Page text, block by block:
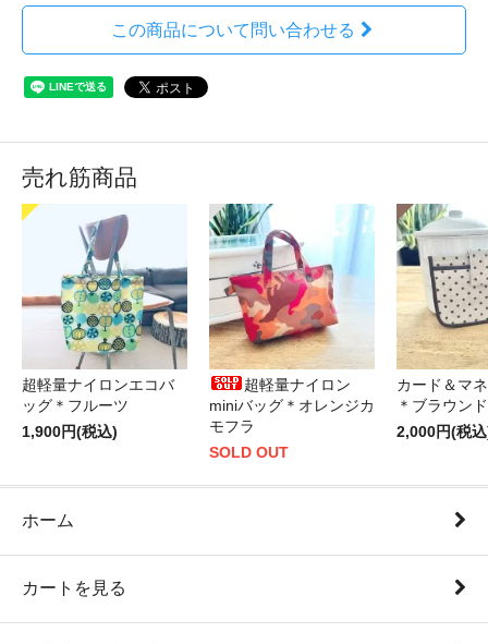
この商品について問い合わせる
売れ筋商品
超軽量ナイロンエコバ
ッグ＊フルーツ
1,900円(税込)
超軽量ナイロン
miniバッグ＊オレンジカ
モフラ
SOLD OUT
カード＆マ
＊ブラウン
2,000円(税
ホーム
カートを見る